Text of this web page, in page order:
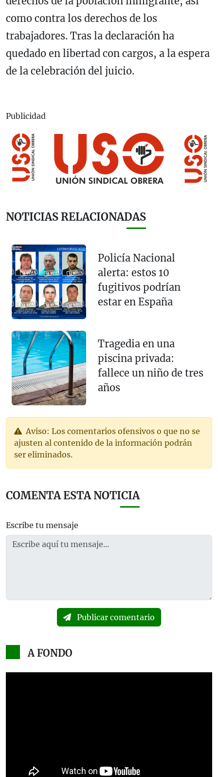
como contra los derechos de los
trabajadores. Tras la declaración ha
quedado en libertad con cargos, a la espera
de la celebración del juicio.
Publicidad
NOTICIAS RELACIONADAS
Policía Nacional
alerta: estos 10
fugitivos podrían
estar en España
Tragedia en una
piscina privada:
fallece un niño de tres
años
Aviso: Los comentarios ofensivos o que no se
ajusten al contenido de la información podrán
ser eliminados.
COMENTA ESTA NOTICIA
Escribe tu mensaje
Publicar comentario
A FONDO